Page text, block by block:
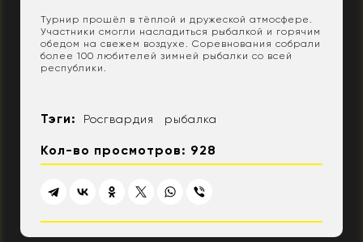
Турнир прошёл в тёплой и дружеской атмосфере.
Участники смогли насладиться рыбалкой и горячим
обедом на свежем воздухе. Соревнования собрали
более 100 любителей зимней рыбалки со всей
республики.
Тэги: Росгвардия рыбалка
Кол-во просмотров: 928